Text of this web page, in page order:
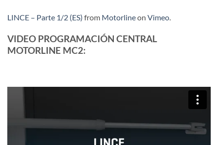
LINCE – Parte 1/2 (ES) from Motorlineon Vimeo
VIDEO PROGRAMACIÓN CENTRAL
MOTORLINE MC2: